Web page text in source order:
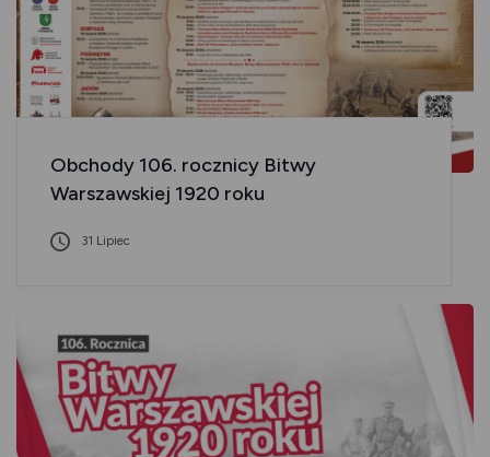
Obchody 106. rocznicy Bitwy
Warszawskiej 1920 roku
31 Lipiec